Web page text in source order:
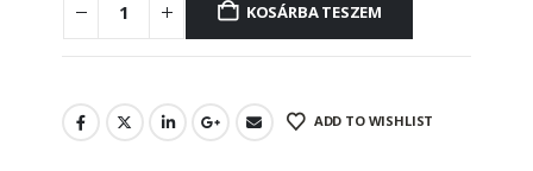
KOSÁRBA TESZEM
ADD TO WISHLIST